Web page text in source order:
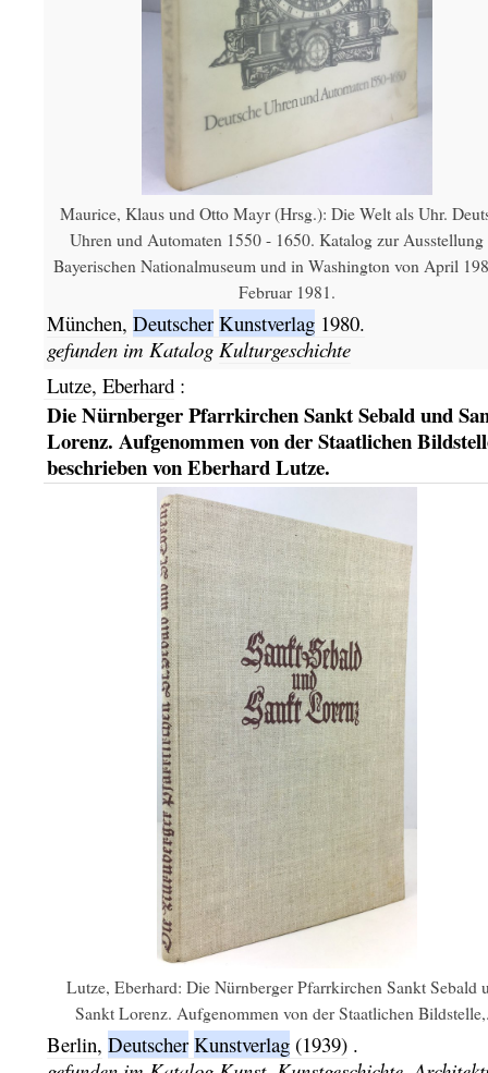
Maurice, Klaus und Otto Mayr (Hrsg.): Die Welt als Uhr.
Uhren und Automaten 1550 - 1650. Katalog zur
Bayerischen Nationalmuseum und in Washington von April
Februar 1981.
München, Deutscher Kunstverlag 1980.
gefunden im Katalog Kulturgeschichte
Lutze, Eberhard:
Die Nürnberger Pfarrkirchen Sankt Sebald und
Lorenz. Aufgenommen von der Staatlichen
beschrieben von Eberhard Lutze.
Lutze, Eberhard: Die Nürnberger Pfarrkirchen Sankt Sebald
Sankt Lorenz. Aufgenommen von der Staatlichen
Berlin, Deutscher Kunstverlag (1939) .